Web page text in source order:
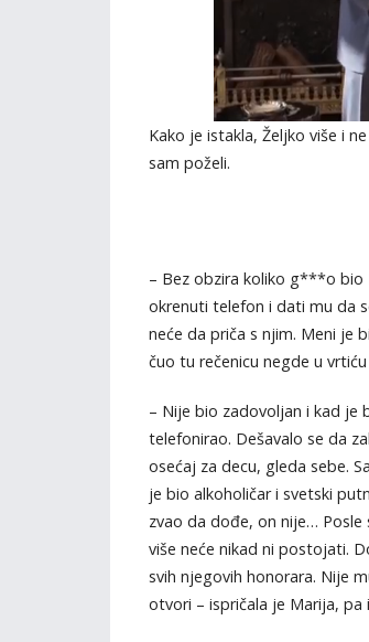
Kako je istakla, Željko više i
sam poželi.
– Bez obzira koliko g***o bio
okrenuti telefon i dati mu da
neće da priča s njim. Meni je
čuo tu rečenicu negde u
– Nije bio zadovoljan i kad je
telefonirao. Dešavalo se da
osećaj za decu, gleda sebe.
je bio alkoholičar i svetski
zvao da dođe, on nije… Posle
više neće nikad ni postojati.
svih njegovih honorara. Nije
otvori – ispričala je Marija, pa